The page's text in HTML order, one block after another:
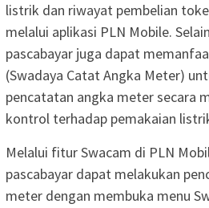
listrik dan riwayat pembelian
melalui aplikasi PLN Mobile.
pascabayar juga dapat
(Swadaya Catat Angka Meter)
pencatatan angka meter secara
kontrol terhadap pemakaian
Melalui fitur Swacam di PLN
pascabayar dapat melakukan
meter dengan membuka menu